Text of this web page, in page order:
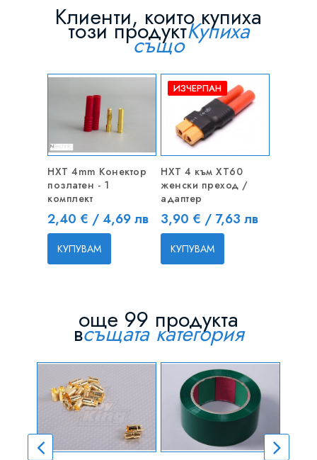
Клиенти, които купиха
този продуктКупиха
също
HXT 4mm Конектор
позлатен - 1
комплект
Цена
2,40 € / 4,69 лв
КУПУВАМ
ИЗЧЕРПАН
HXT 4 към XT60
женски преход /
адаптер
Цена
3,90 € / 7,63 лв
КУПУВАМ
още 99 продукта
всъщата категория